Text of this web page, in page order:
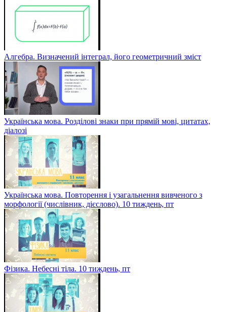
Алгебра. Визначений інтеграл, його геометричний зміст
Українська мова. Розділові знаки при прямій мові, цитатах,
діалозі
Українська мова. Повторення і узагальнення вивченого з
морфології (числівник, дієслово). 10 тиждень, пт
Фізика. Небесні тіла. 10 тиждень, пт